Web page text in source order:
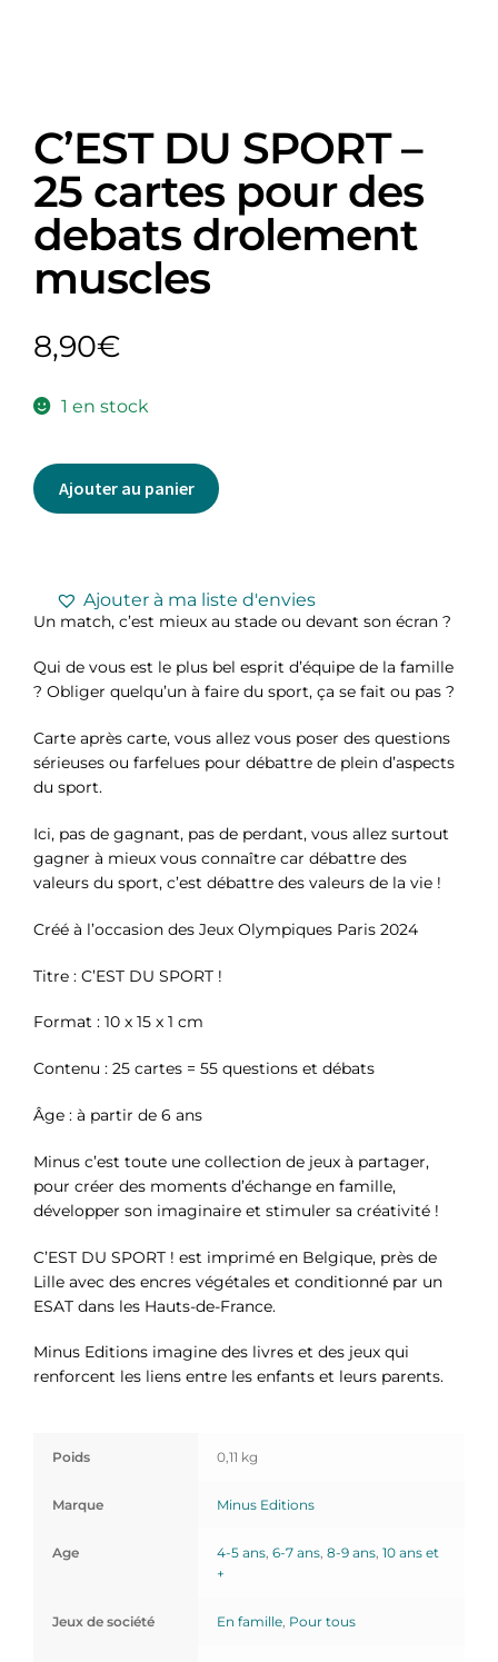
C’EST DU SPORT –
25 cartes pour des
debats drolement
muscles
8,90€
1 en stock
Ajouter au panier
Ajouter à ma liste d'envies
Un match, c’est mieux au stade ou devant son écran ?
Qui de vous est le plus bel esprit d’équipe de la famille
? Obliger quelqu’un à faire du sport, ça se fait ou pas ?
Carte après carte, vous allez vous poser des questions
sérieuses ou farfelues pour débattre de plein d’aspects
du sport.
Ici, pas de gagnant, pas de perdant, vous allez surtout
gagner à mieux vous connaître car débattre des
valeurs du sport, c’est débattre des valeurs de la vie !
Créé à l’occasion des Jeux Olympiques Paris 2024
Titre : C’EST DU SPORT !
Format : 10 x 15 x 1 cm
Contenu : 25 cartes = 55 questions et débats
Âge : à partir de 6 ans
Minus c’est toute une collection de jeux à partager,
pour créer des moments d’échange en famille,
développer son imaginaire et stimuler sa créativité !
C’EST DU SPORT ! est imprimé en Belgique, près de
Lille avec des encres végétales et conditionné par un
ESAT dans les Hauts-de-France.
Minus Editions imagine des livres et des jeux qui
renforcent les liens entre les enfants et leurs parents.
Poids 0,11 kg
Marque Minus Editions
Age 4-5 ans, 6-7 ans, 8-9 ans, 10 ans et
+
Jeux de société En famille, Pour tous